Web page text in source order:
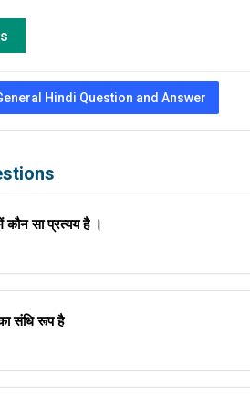
Hindi Question and Answer
कौन सा प्रत्यय है ।
संधि रूप है